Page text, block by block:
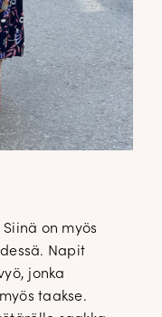
on myös
Napit
jonka
taakse.